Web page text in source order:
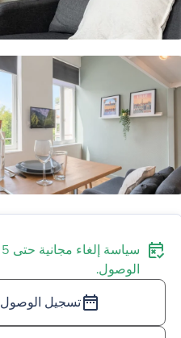
الوصول.
تسجيل الوصول